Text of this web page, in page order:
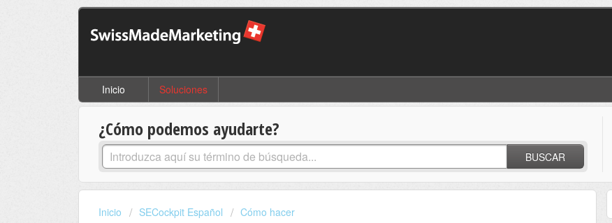
Inicio Soluciones
¿Cómo podemos ayudarte?
BUSCAR
Inicio SECockpit Español Cómo hacer